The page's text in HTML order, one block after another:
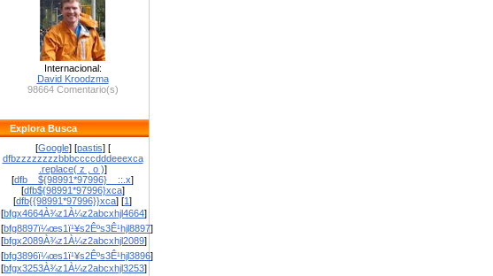
Internacional:
David Kroodzma
98664 Comentario(s)
Explora Busca
[Google] [pastis] [
dfbzzzzzzzzbbbccccdddeeexca
.replace( z , o )]
[dfb__${98991*97996}__::.x]
[dfb${98991*97996}xca]
[dfb{{98991*97996}}xca] [1]
[bfgx4664À¾z1À¼z2abcxhjl4664]
[bfg8897ï¼œs1ï¹¥s2Êºs3Ê¹hjl8897]
[bfgx2089À¾z1À¼z2abcxhjl2089]
[bfg3896ï¼œs1ï¹¥s2Êºs3Ê¹hjl3896]
[bfgx3253À¾z1À¼z2abcxhjl3253]